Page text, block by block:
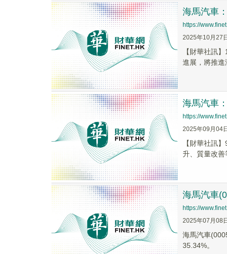
海馬汽車
https://
2025年10月27
【財華社訊
進展，將推進
海馬汽車
https://
2025年09月04
【財華社訊
升、質量改善
海馬汽車
https://
2025年07月08
海馬汽車
35.34%。